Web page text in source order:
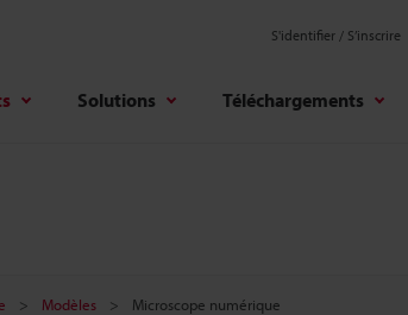
S'identifier / S’inscrire
Solutions Téléchargements
Modèles Microscope numérique